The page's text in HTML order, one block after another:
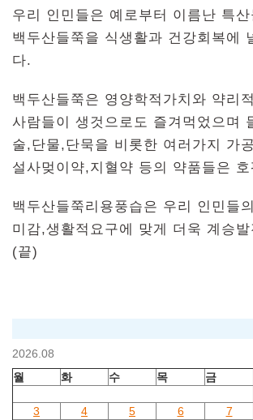
우리 인민들은 예로부터 이름난 특산
백두산들쭉을 식생활과 건강회복에
다.
백두산들쭉은 영양학적가치와 약리
사람들이 생것으로도 즐겨먹었으며
술,단물,단묵을 비롯한 여러가지 가
설사멎이약,지혈약 등의 약품들은
백두산들쭉리용풍습은 우리 인민들
미감,생활적요구에 맞게 더욱 계승
(끝)
2026.08
월
화 수 목 금
3
4 5 6 7